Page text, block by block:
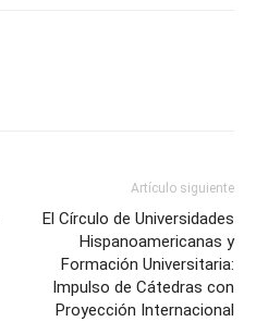
Artículo siguiente
El Círculo de Universidades
Hispanoamericanas y
Formación Universitaria:
Impulso de Cátedras con
Proyección Internacional